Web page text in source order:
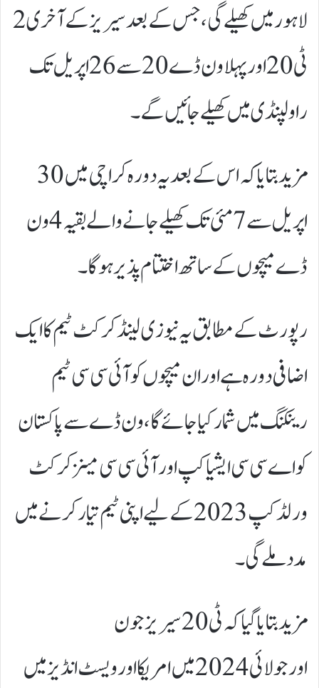
لاہور میں کھیلے گی، جس کے بعد سیریز کے آخری 2
ٹی 20 اور پہلا ون ڈے 20 سے 26 اپریل تک
راولپنڈی میں کھیلے جائیں گے۔
مزید بتایا کہ اس کے بعد یہ دورہ کراچی میں30
اپریل سے 7 مئی تک کھیلے جانے والے بقیہ 4 ون
ڈے میچوں کے ساتھ اختتام پذیر ہوگا۔
رپورٹ کے مطابق یہ نیوزی لینڈ کرکٹ ٹیم کا ایک
اضافی دورہ ہے اور ان میچوں کو آئی سی سی ٹیم
رینکنگ میں شمار کیا جائے گا، ون ڈے سے پاکستان
کو اے سی سی ایشیا کپ اور آئی سی سی مینز کرکٹ
ورلڈ کپ 2023 کے لیے اپنی ٹیم تیار کرنے میں
مدد ملے گی۔
مزید بتایا گیا کہ ٹی 20 سیریز جون
اورجولائی 2024 میں امریکا اور ویسٹ انڈیز میں